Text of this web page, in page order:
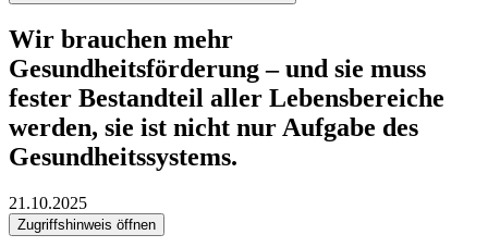
Wir brauchen mehr
Gesundheitsförderung – und sie muss
fester Bestandteil aller Lebensbereiche
werden, sie ist nicht nur Aufgabe des
Gesundheitssystems.
21.10.2025
Zugriffshinweis öffnen